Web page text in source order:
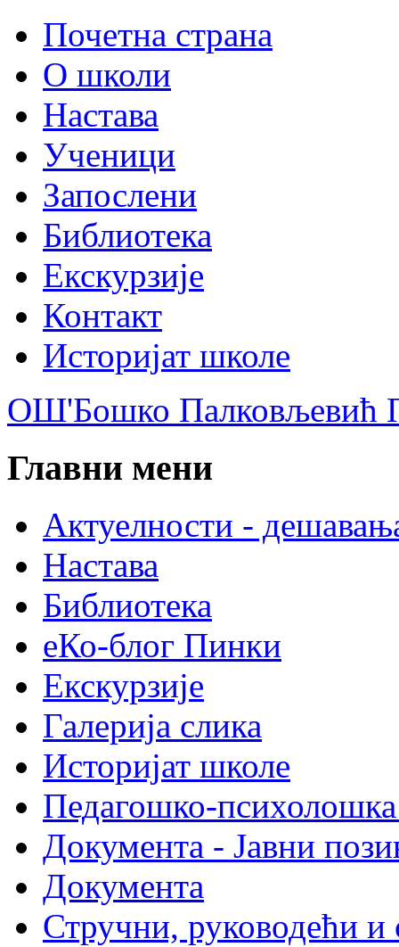
Почетна страна
О школи
Настава
Ученици
Запослени
Библиотека
Екскурзије
Контакт
Историјат школе
ОШ'Бошко Палковљевић
Главни мени
Актуелности -
Настава
Библиотека
еКо-блог Пинки
Екскурзије
Галерија слика
Историјат школе
Педагошко-психолошка
Документа - Јавни
Документа
Стручни, руководећи и